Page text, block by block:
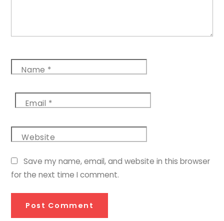
Name *
Email *
Website
Save my name, email, and website in this browser
for the next time I comment.